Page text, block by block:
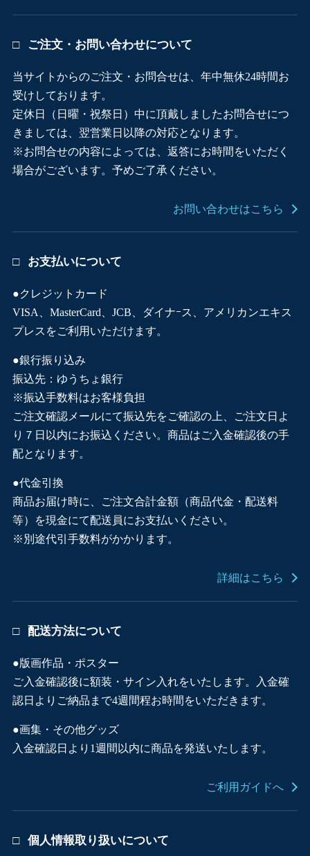
ご注文・お問い合わせについて
当サイトからのご注文・お問合せは、年中無休24時間お
受けしております。
定休日（日曜・祝祭日）中に頂戴しましたお問合せにつ
きましては、翌営業日以降の対応となります。
※お問合せの内容によっては、返答にお時間をいただく
場合がございます。予めご了承ください。
お問い合わせはこちら
お支払いについて
●クレジットカード
VISA、MasterCard、JCB、ダイナｰス、アメリカンエキス
プレスをご利用いただけます。
●銀行振り込み
振込先：ゆうちょ銀行
※振込手数料はお客様負担
ご注文確認メールにて振込先をご確認の上、ご注文日よ
り７日以内にお振込ください。商品はご入金確認後の手
配となります。
●代金引換
商品お届け時に、ご注文合計金額（商品代金・配送料
等）を現金にて配送員にお支払いください。
※別途代引手数料がかかります。
詳細はこちら
配送方法について
●版画作品・ポスター
ご入金確認後に額装・サイン入れをいたします。入金確
認日よりご納品まで4週間程お時間をいただきます。
●画集・その他グッズ
入金確認日より1週間以内に商品を発送いたします。
ご利用ガイドへ
個人情報取り扱いについて